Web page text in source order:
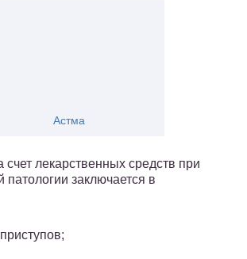
Астма
счет лекарственных средств при
патологии заключается в